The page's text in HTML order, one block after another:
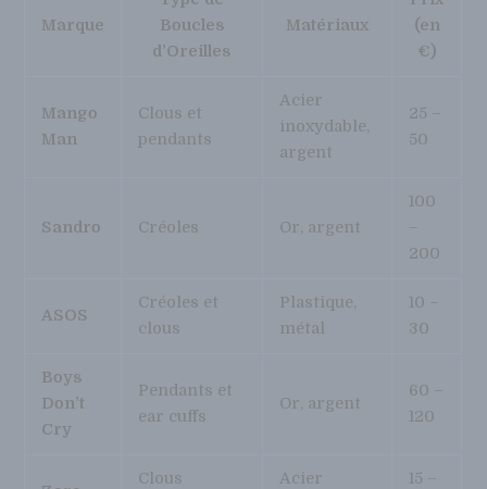
Marque
Boucles
d’Oreilles
Matériaux
(en
€)
Mango
Man
Clous et
pendants
Acier
inoxydable,
argent
25 –
50
Sandro Créoles Or, argent
100
–
200
ASOS
Créoles et
clous
Plastique,
métal
10 –
30
Boys
Don’t
Cry
Pendants et
ear cuffs
Or, argent
60 –
120
Clous Acier 15 –